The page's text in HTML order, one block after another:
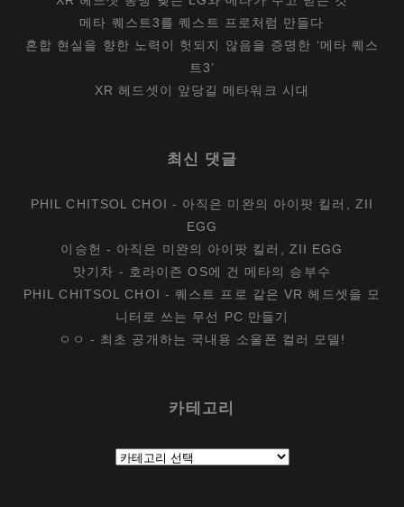
메타 퀘스트3를 퀘스트 프로처럼 만들다
혼합 현실을 향한 노력이 헛되지 않음을 증명한 ‘메타 퀘스
트3’
XR 헤드셋이 앞당길 메타워크 시대
최신 댓글
PHIL CHITSOL CHOI - 아직은 미완의 아이팟 킬러, ZII
EGG
이승헌 - 아직은 미완의 아이팟 킬러, ZII EGG
맛기차 - 호라이즌 OS에 건 메타의 승부수
PHIL CHITSOL CHOI -퀘스트 프로 같은 VR 헤드셋을 모
니터로 쓰는 무선 PC 만들기
ㅇㅇ - 최초 공개하는 국내용 소울폰 컬러 모델!
카테고리
테